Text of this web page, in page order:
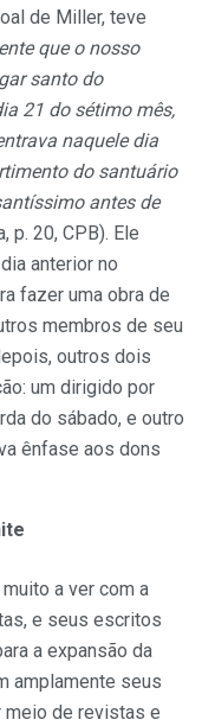
de Miller, teve
que o nosso
santo do
21 do sétimo mês,
naquele dia
do santuário
antes de
p. 20, CPB). Ele
anterior no
fazer uma obra de
membros de seu
outros dois
um dirigido por
do sábado, e outro
ênfase aos dons
a ver com a
e seus escritos
a expansão da
amplamente seus
de revistas e